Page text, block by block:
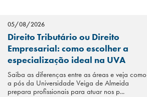
05/08/2026
Direito Tributário ou Direito
Empresarial: como escolher a
especialização ideal na UVA
Saiba as diferenças entre as áreas e veja como
a pós da Universidade Veiga de Almeida
prepara profissionais para atuar nos p...